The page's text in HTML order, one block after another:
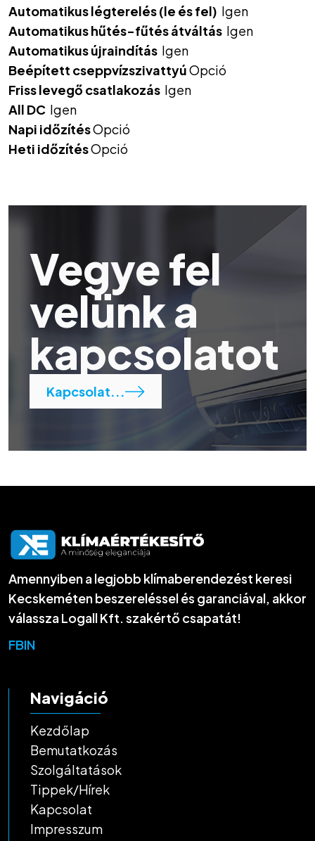
Automatikus légterelés (le és fel) Igen
Automatikus hűtés-fűtés átváltás Igen
Automatikus újraindítás Igen
Beépített cseppvízszivattyúOpció
Friss levegő csatlakozás Igen
All DC Igen
Napi időzítésOpció
Heti időzítésOpció
Vegye fel
velünk a
kapcsolatot
Kapcsolat...
Amennyiben a legjobb klímaberendezést keresi
Kecskeméten beszereléssel és garanciával, akkor
válassza Logall Kft. szakértő csapatát!
FBIN
Navigáció
Kezdőlap
Bemutatkozás
Szolgáltatások
Tippek/Hírek
Kapcsolat
Impresszum